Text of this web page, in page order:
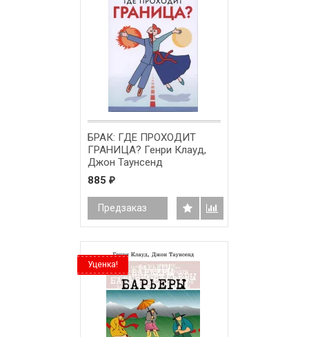
БРАК: ГДЕ ПРОХОДИТ
ГРАНИЦА? Генри Клауд,
Джон Таунсенд
885 ₽
Предзаказ
Уценка!